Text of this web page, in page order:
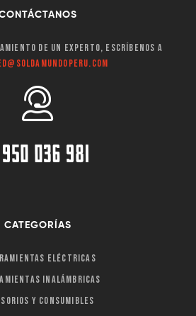
de un experto, escríbenos a
950 036 981
CATEGORÍAS
Eléctricas
Inalámbricas
y Consumibles